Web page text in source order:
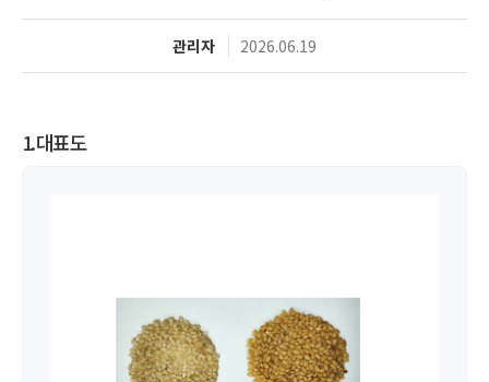
관리자 2026.06.19
1. 대표도